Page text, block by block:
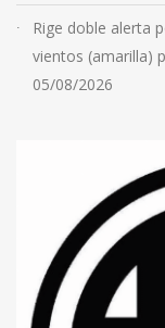
Rige doble alerta
vientos (amarilla)
05/08/2026